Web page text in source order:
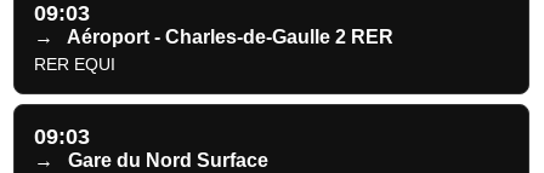
09:03
→ Aéroport - Charles-de-Gaulle 2 RER
RER EQUI
09:03
→ Gare du Nord Surface